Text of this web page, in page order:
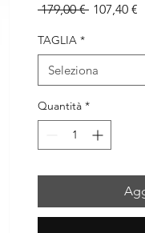
179,00 € Prezzo
107,40 €
TAGLIA *
Seleziona
Quantità *